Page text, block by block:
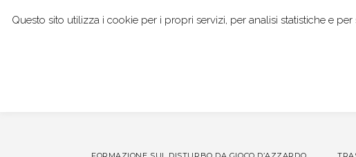
Questo sito utilizza i cookie per i propri servizi, per analisi statistiche e